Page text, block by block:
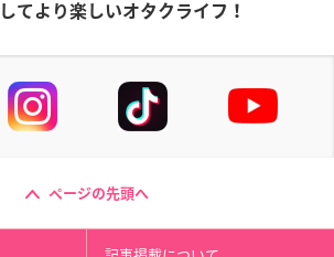
てより楽しいオタクライフ！
ページの先頭へ